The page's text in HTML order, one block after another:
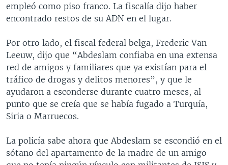
empleó como piso franco. La fiscalía dijo haber
encontrado restos de su ADN en el lugar.
Por otro lado, el fiscal federal belga, Frederic Van
Leeuw, dijo que “Abdeslam confiaba en una extensa
red de amigos y familiares que ya existían para el
tráfico de drogas y delitos menores”, y que le
ayudaron a esconderse durante cuatro meses, al
punto que se creía que se había fugado a Turquía,
Siria o Marruecos.
La policía sabe ahora que Abdeslam se escondió en el
sótano del apartamento de la madre de un amigo